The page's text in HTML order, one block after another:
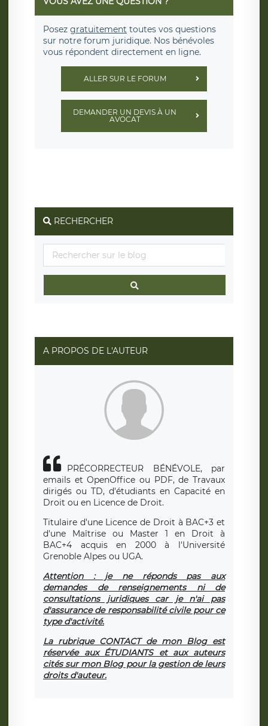
Posez gratuitement toutes vos questions
sur notre forum juridique. Nos bénévoles
vous répondent directement en ligne.
ALLER SUR LE FORUM
DEMANDER UN DEVIS À UN
AVOCAT
RECHERCHER
A PROPOS DE L'AUTEUR
PRÉCORRECTEUR BÉNÉVOLE, par
emails et OpenOffice ou PDF, de Travaux
dirigés ou TD, d'étudiants en Capacité en
Droit ou en Licence de Droit.
Titulaire d'une Licence de Droit à BAC+3 et
d'une Maîtrise ou Master 1 en Droit à
BAC+4 acquis en 2000 à l'Université
Grenoble Alpes ou UGA.
Attention : je ne réponds pas aux
demandes de renseignements ni de
consultations juridiques car je n'ai pas
d'assurance de responsabilité civile pour ce
type d'activité.
La rubrique CONTACT de mon Blog est
réservée aux ÉTUDIANTS et aux auteurs
cités sur mon Blog pour la gestion de leurs
droits d'auteur.